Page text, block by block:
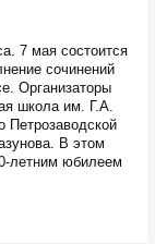
7 мая состоится
сочинений
Организаторы
школа им. Г.А.
Петрозаводской
В этом
летним юбилеем